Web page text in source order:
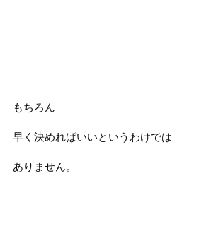
もちろん
早く決めればいいというわけでは
ありません。